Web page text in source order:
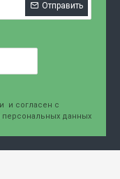
Отправить
и согласен с
персональных данных